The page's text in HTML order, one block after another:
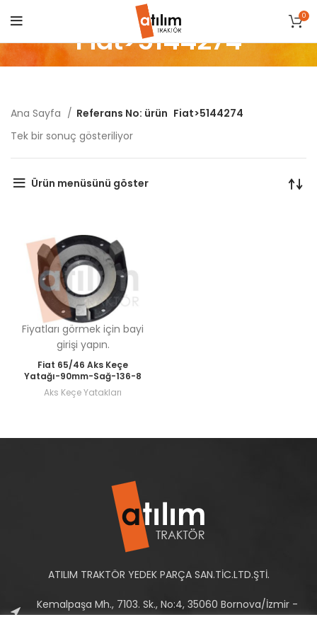
0
Fiat>5144274
Ana Sayfa Referans No: ürün Fiat>5144274
Tek bir sonuç gösteriliyor
Ürün menüsünü göster
Fiyatları görmek için bayi
girişi yapın.
Fiat 65/46 Aks Keçe
Yatağı-90mm-Sağ-136-8
Aks Keçe Yatakları
ATILIM TRAKTÖR YEDEK PARÇA SAN.TİC.LTD.ŞTİ.
Kemalpaşa Mh., 7103. Sk., No:4, 35060 Bornova/İzmir -